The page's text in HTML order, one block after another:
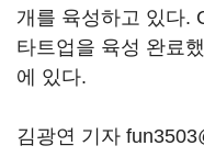
개를 육성하고 있다.
타트업을 육성 완료
에 있다.
김광연 기자